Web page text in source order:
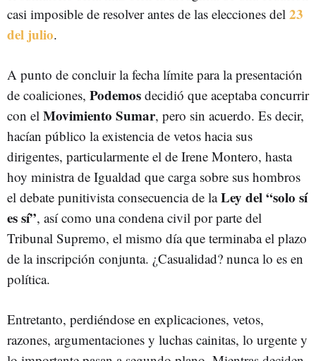
casi imposible de resolver antes de las elecciones del 23
del julio.
A punto de concluir la fecha límite para la presentación
de coaliciones, Podemos decidió que aceptaba concurrir
con el Movimiento Sumar, pero sin acuerdo. Es decir,
hacían público la existencia de vetos hacia sus
dirigentes, particularmente el de Irene Montero, hasta
hoy ministra de Igualdad que carga sobre sus hombros
el debate punitivista consecuencia de laLey del “solo sí
es sí”, así como una condena civil por parte del
Tribunal Supremo, el mismo día que terminaba el plazo
de la inscripción conjunta. ¿Casualidad? nunca lo es en
política.
Entretanto, perdiéndose en explicaciones, vetos,
razones, argumentaciones y luchas cainitas, lo urgente y